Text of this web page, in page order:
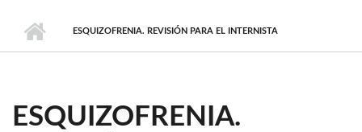
ESQUIZOFRENIA. REVISIÓN PARA EL INTERNISTA
ESQUIZOFRENIA.